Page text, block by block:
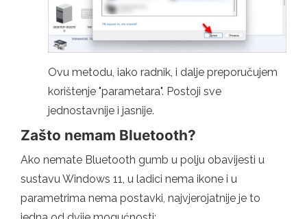
Ovu metodu, iako radnik, i dalje preporučujem
korištenje "parametara". Postoji sve
jednostavnije i jasnije.
Zašto nemam Bluetooth?
Ako nemate Bluetooth gumb u polju obavijesti u
sustavu Windows 11, u ladici nema ikone i u
parametrima nema postavki, najvjerojatnije je to